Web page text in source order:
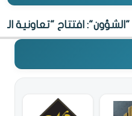
"الشؤون": افتتاح "تعاونية المطلاع"